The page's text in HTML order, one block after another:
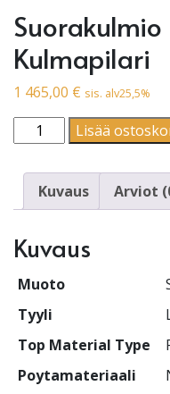
Kulmapilari
1 465,00 € sis. alv25,5%
Suorakulmio |
Lisää
Kuvaus Arviot
Kuvaus
Muoto
Tyyli
Top Material Type
Poytamateriaali